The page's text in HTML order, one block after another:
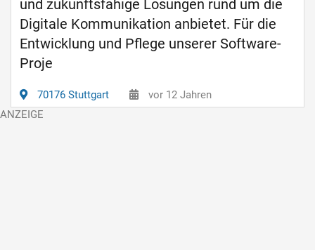
und zukunftsfähige Lösungen rund um die
Digitale Kommunikation anbietet. Für die
Entwicklung und Pflege unserer Software-
Proje
70176 Stuttgart vor 12 Jahren